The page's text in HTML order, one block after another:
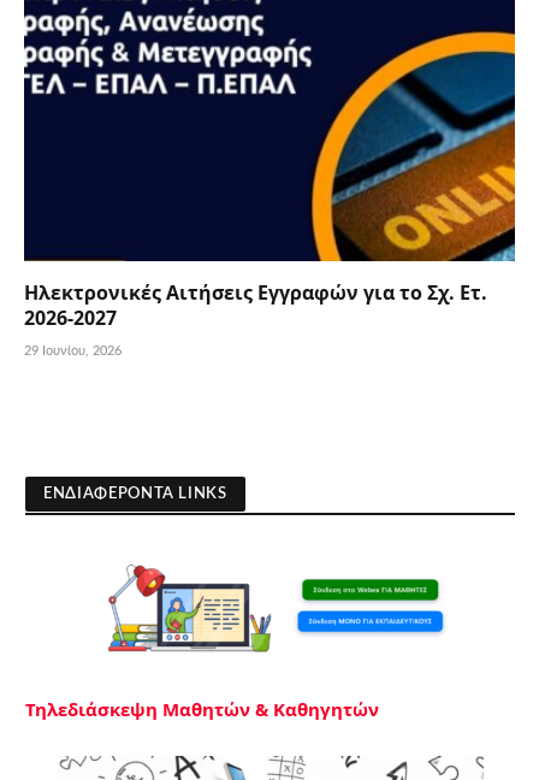
Ηλεκτρονικές Αιτήσεις Εγγραφών για το Σχ. Ετ.
2026-2027
29 Ιουνίου, 2026
ΕΝΔΙΑΦΕΡΟΝΤΑ LINKS
Τηλεδιάσκεψη Μαθητών & Καθηγητών